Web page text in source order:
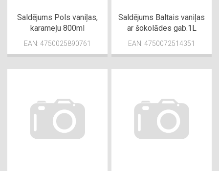
Saldējums Pols vaniļas,
karameļu 800ml
EAN: 4750025890761
Saldējums Baltais vaniļas
ar šokolādes gab.1L
EAN: 4750072514351